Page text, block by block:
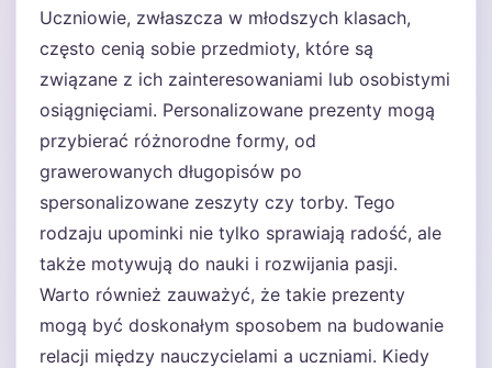
Uczniowie, zwłaszcza w młodszych klasach,
często cenią sobie przedmioty, które są
związane z ich zainteresowaniami lub osobistymi
osiągnięciami. Personalizowane prezenty mogą
przybierać różnorodne formy, od
grawerowanych długopisów po
spersonalizowane zeszyty czy torby. Tego
rodzaju upominki nie tylko sprawiają radość, ale
także motywują do nauki i rozwijania pasji.
Warto również zauważyć, że takie prezenty
mogą być doskonałym sposobem na budowanie
relacji między nauczycielami a uczniami. Kiedy